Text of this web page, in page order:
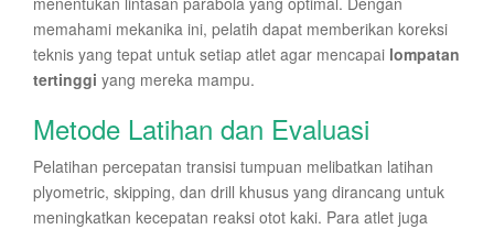
memahami mekanika ini, pelatih dapat memberikan koreksi
teknis yang tepat untuk setiap atlet agar mencapai lompatan
tertinggi yang mereka mampu.
Metode Latihan dan Evaluasi
Pelatihan percepatan transisi tumpuan melibatkan latihan
plyometric, skipping, dan drill khusus yang dirancang untuk
meningkatkan kecepatan reaksi otot kaki. Para atlet juga